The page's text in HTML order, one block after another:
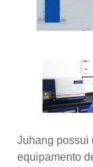
Juhang possui
equipamento